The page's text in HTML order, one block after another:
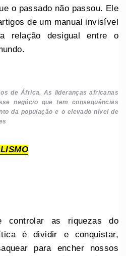
o passado não passou. Ele
de um manual invisível
relação desigual entre o
de África. As lideranças africanas
negócio que tem consequências
da população e o elevado nível de
controlar as riquezas do
é dividir e conquistar,
para encher nossos